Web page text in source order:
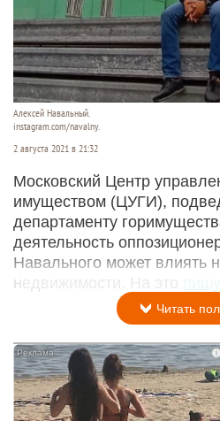
Алексей Навальный.
instagram.com/navalny.
2 августа 2021 в 21:32
Московский Центр
имуществом (ЦУГИ),
департаменту
деятельность
Навального может влиять
недвижимости. На это
Читать
i